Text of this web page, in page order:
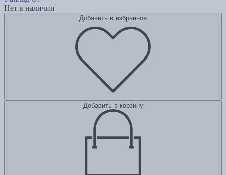
Нет в наличии
Добавить в избранное
Добавить в корзину